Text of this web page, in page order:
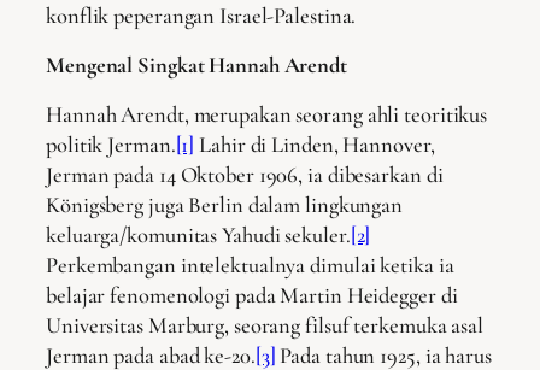
konflik peperangan Israel-Palestina.
Mengenal Singkat Hannah Arendt
Hannah Arendt, merupakan seorang ahli teoritikus
politik Jerman.[1] Lahir di Linden, Hannover,
Jerman pada 14 Oktober 1906, ia dibesarkan di
Königsberg juga Berlin dalam lingkungan
keluarga/komunitas Yahudi sekuler.[2]
Perkembangan intelektualnya dimulai ketika ia
belajar fenomenologi pada Martin Heidegger di
Universitas Marburg, seorang filsuf terkemuka asal
Jerman pada abad ke-20.[3] Pada tahun 1925, ia harus